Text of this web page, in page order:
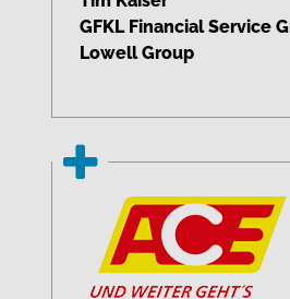
GFKL Financial Service
Lowell Group